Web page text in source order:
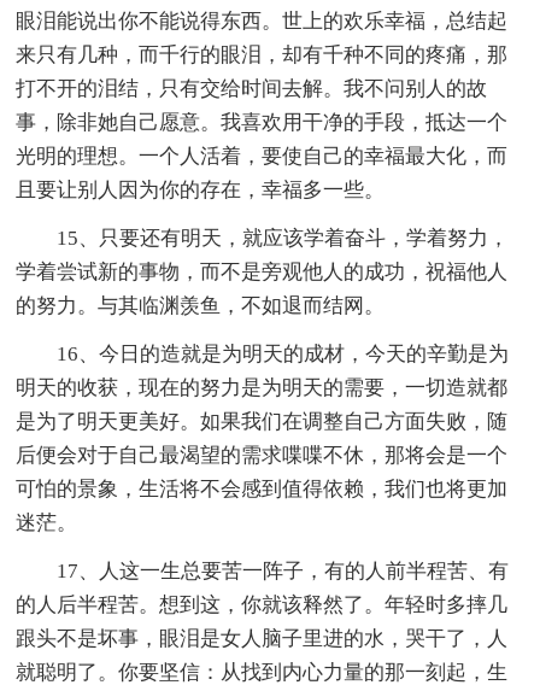
眼泪能说出你不能说得东西。世上的欢乐幸福，总结起
来只有几种，而千行的眼泪，却有千种不同的疼痛，那
打不开的泪结，只有交给时间去解。我不问别人的故
事，除非她自己愿意。我喜欢用干净的手段，抵达一个
光明的理想。一个人活着，要使自己的幸福最大化，而
且要让别人因为你的存在，幸福多一些。
15、只要还有明天，就应该学着奋斗，学着努力，
学着尝试新的事物，而不是旁观他人的成功，祝福他人
的努力。与其临渊羡鱼，不如退而结网。
16、今日的造就是为明天的成材，今天的辛勤是为
明天的收获，现在的努力是为明天的需要，一切造就都
是为了明天更美好。如果我们在调整自己方面失败，随
后便会对于自己最渴望的需求喋喋不休，那将会是一个
可怕的景象，生活将不会感到值得依赖，我们也将更加
迷茫。
17、人这一生总要苦一阵子，有的人前半程苦、有
的人后半程苦。想到这，你就该释然了。年轻时多摔几
跟头不是坏事，眼泪是女人脑子里进的水，哭干了，人
就聪明了。你要坚信：从找到内心力量的那一刻起，生